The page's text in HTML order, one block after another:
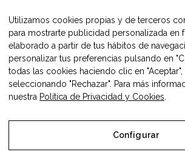
© Copyright Alimentos Made in
Utilizamos cookies propias y de terceros
para mostrarte publicidad personalizada en
elaborado a partir de tus hábitos de
personalizar tus preferencias pulsando en
todas las cookies haciendo clic en "Aceptar",
seleccionando "Rechazar". Para más
nuestra Política de Privacidad y Cookies
Configurar